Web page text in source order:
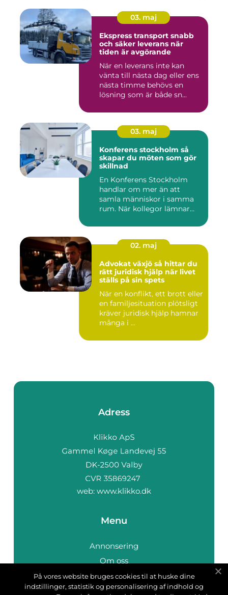
03. maj
Ekspress transport snabb
och säker leverans när
tiden är avgörande
När en leverans inte kan
vänta till nästa dag eller ens
nästa timme behövs en
lösning som är både sn...
03. maj
Konferens stockholm så
skapar du möten som gör
skillnad
En Konferens Stockholm
handlar om mer än att
samla människor i samma
rum. När kollegor lämnar
02. maj
Advokat växjö så hittar du
rätt juridisk hjälp när livet
ställs på sin spets
När en konflikt, ett brott eller
en familjesituation plötsligt
kräver juridisk hjälp hamnar
många i ...
Adress
web: www.klikko.dk
Menu
Annonsering
Om oss
Cookies
Kontakta oss
På vores website bruges cookies til at huske dine
indstillinger, statistik og personalisering af indhold og